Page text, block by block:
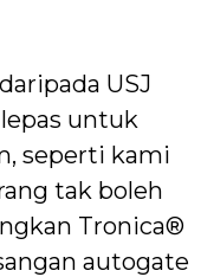
USJ
untuk
seperti kami
tak boleh
Tronica®
autogate